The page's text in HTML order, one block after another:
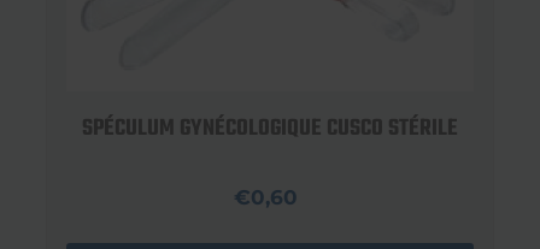
SPÉCULUM GYNÉCOLOGIQUE CUSCO STÉRILE
€0,60